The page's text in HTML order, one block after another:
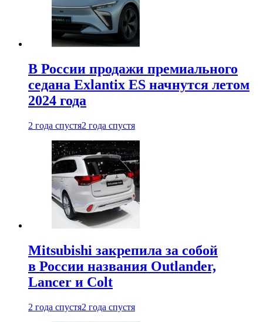
В России продажи премиального
седана Exlantix ES начнутся летом
2024 года
2 года спустя2 года спустя
Mitsubishi закрепила за собой
в России названия Outlander,
Lancer и Colt
2 года спустя2 года спустя